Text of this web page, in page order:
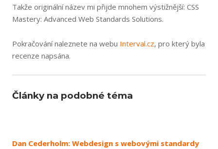
Takže originální název mi přijde mnohem výstižnější: CSS
Mastery: Advanced Web Standards Solutions.
Pokračování naleznete na webu Interval.cz, pro který byla
recenze napsána.
Články na podobné téma
Dan Cederholm: Webdesign s webovými standardy